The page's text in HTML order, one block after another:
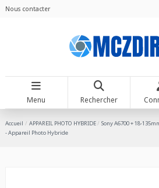
Nous contacter
Menu Rechercher
Accueil APPAREIL PHOTO HYBRIDE
Sony A6700 + 18-
- Appareil Photo Hybride